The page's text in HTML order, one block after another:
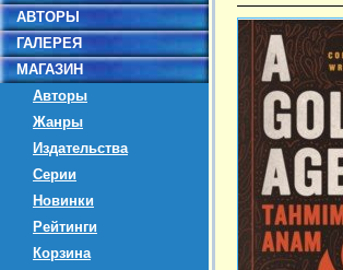
АВТОРЫ
ГАЛЕРЕЯ
МАГАЗИН
Авторы
Жанры
Издательства
Серии
Новинки
Рейтинги
Корзина